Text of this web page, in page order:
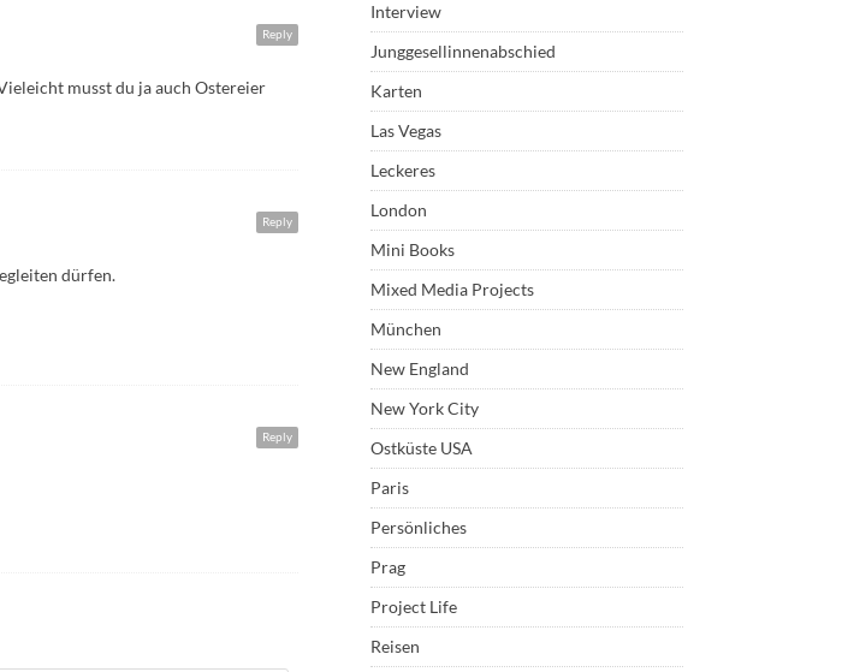
Reply
musst du ja auch Ostereier
Reply
dürfen.
Reply
Interview
Junggesellinnenabschied
Karten
Las Vegas
Leckeres
London
Mini Books
Mixed Media Projects
München
New England
New York City
Ostküste USA
Paris
Persönliches
Prag
Project Life
Reisen